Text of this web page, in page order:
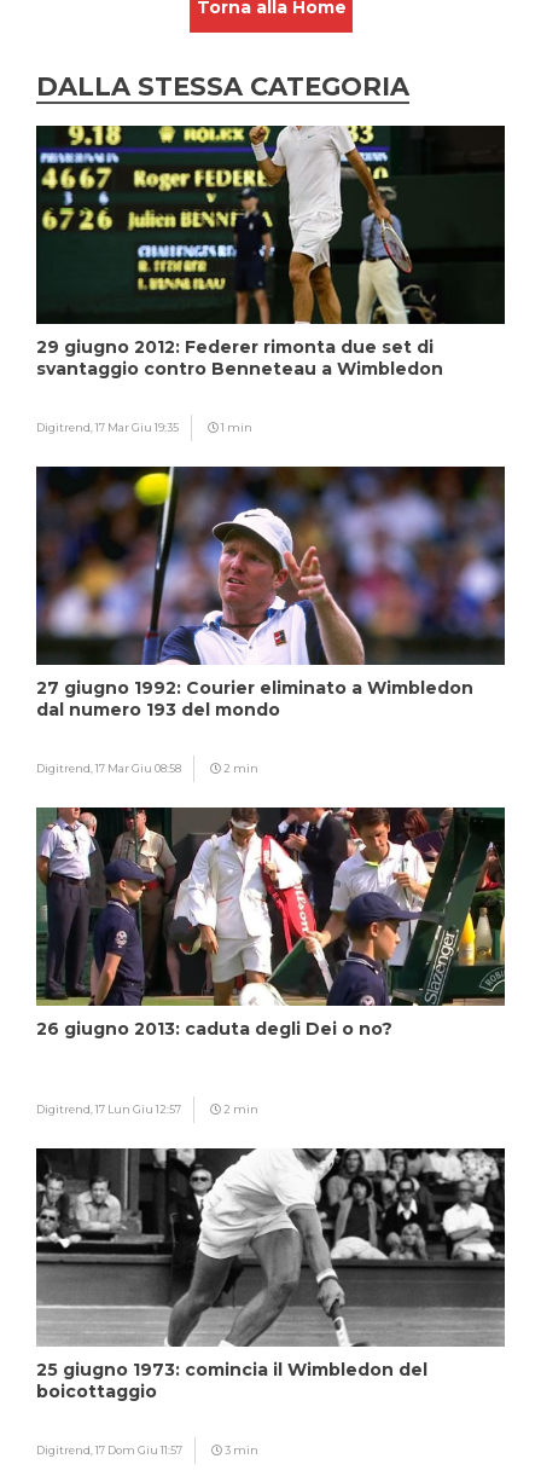
Torna alla Home
DALLA STESSA CATEGORIA
29 giugno 2012: Federer rimonta due set di
svantaggio contro Benneteau a Wimbledon
Digitrend,17 Mar Giu 19:35 1 min
27 giugno 1992: Courier eliminato a Wimbledon
dal numero 193 del mondo
Digitrend,17 Mar Giu 08:58 2 min
26 giugno 2013: caduta degli Dei o no?
Digitrend,17 Lun Giu 12:57 2 min
25 giugno 1973: comincia il Wimbledon del
boicottaggio
Digitrend,17 Dom Giu 11:57 3 min